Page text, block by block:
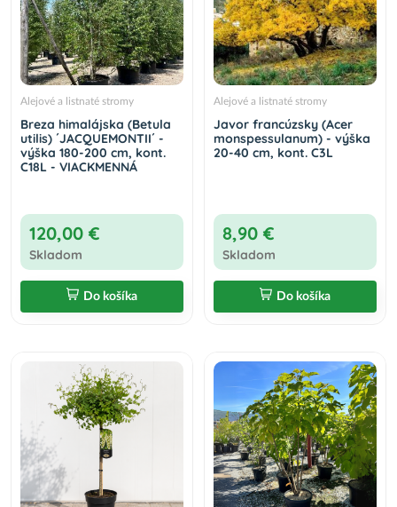
Alejové a listnaté stromy
Breza himalájska (Betula
utilis) ´JACQUEMONTII´ -
výška 180-200 cm, kont.
C18L - VIACKMENNÁ
120,00 €
Skladom
Do košíka
Alejové a listnaté stromy
Javor francúzsky (Acer
monspessulanum) - výška
20-40 cm, kont. C3L
8,90 €
Skladom
Do košíka